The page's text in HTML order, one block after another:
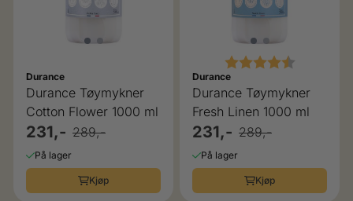
Durance
Durance Tøymykner
Cotton Flower 1000 ml
231,- 289,-
På lager
Kjøp
Karakter:
Durance
Durance Tøymykner
Fresh Linen 1000 ml
231,- 289,-
På lager
Kjøp